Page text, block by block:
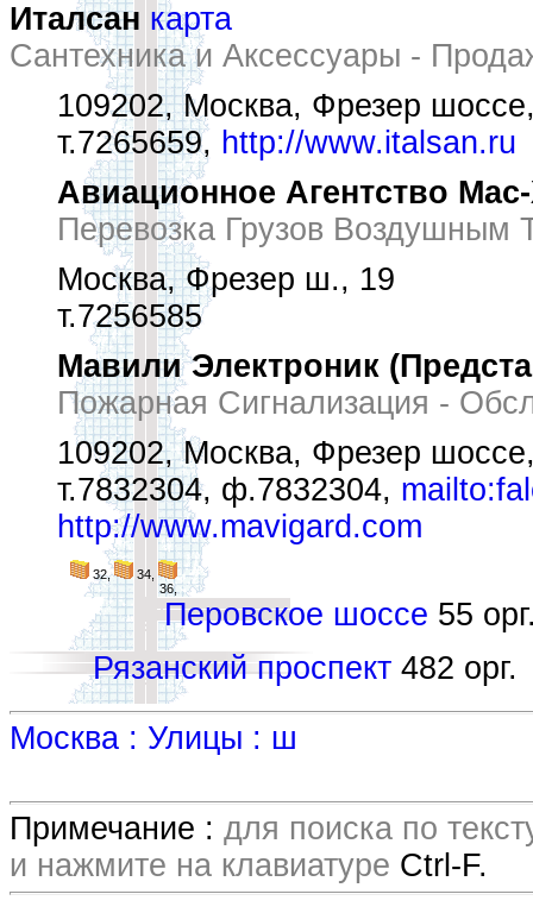
Италсан карта
Сантехника и Аксессуары -
109202, Москва, Фрезер
т.7265659, http://www.italsan.ru
Авиационное Агентство
Перевозка Грузов Воздушным
Москва, Фрезер ш., 19
т.7256585
Мавили Электроник
Пожарная Сигнализация -
109202, Москва, Фрезер
т.7832304, ф.7832304,
http://www.mavigard.com
32,
34,
36,
Перовское шоссе 55
Рязанский проспект 482 орг.
Москва : Улицы : ш
Примечание : для поиска по
и нажмите на клавиатуре Ctrl-F.